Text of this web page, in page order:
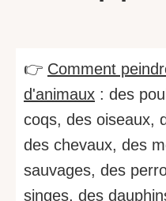
👉 Comment
d'animaux : des
coqs, des oiseaux,
des chevaux, des
sauvages, des
singes, des